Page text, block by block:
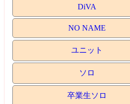
DiVA
NO NAME
ユニット
ソロ
卒業生ソロ